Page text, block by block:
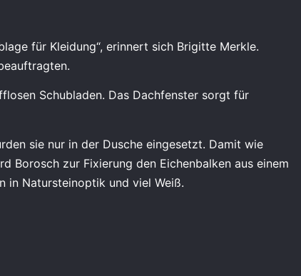
für Kleidung“, erinnert sich Brigitte Merkle.
Schubladen. Das Dachfenster sorgt für
sie nur in der Dusche eingesetzt. Damit wie
Borosch zur Fixierung den Eichenbalken aus einem
in Natursteinoptik und viel Weiß.